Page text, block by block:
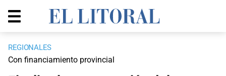
REGIONALES
Con financiamiento provincial